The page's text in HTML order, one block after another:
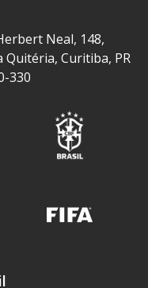
Neal, 148,
Quitéria, Curitiba, PR
330